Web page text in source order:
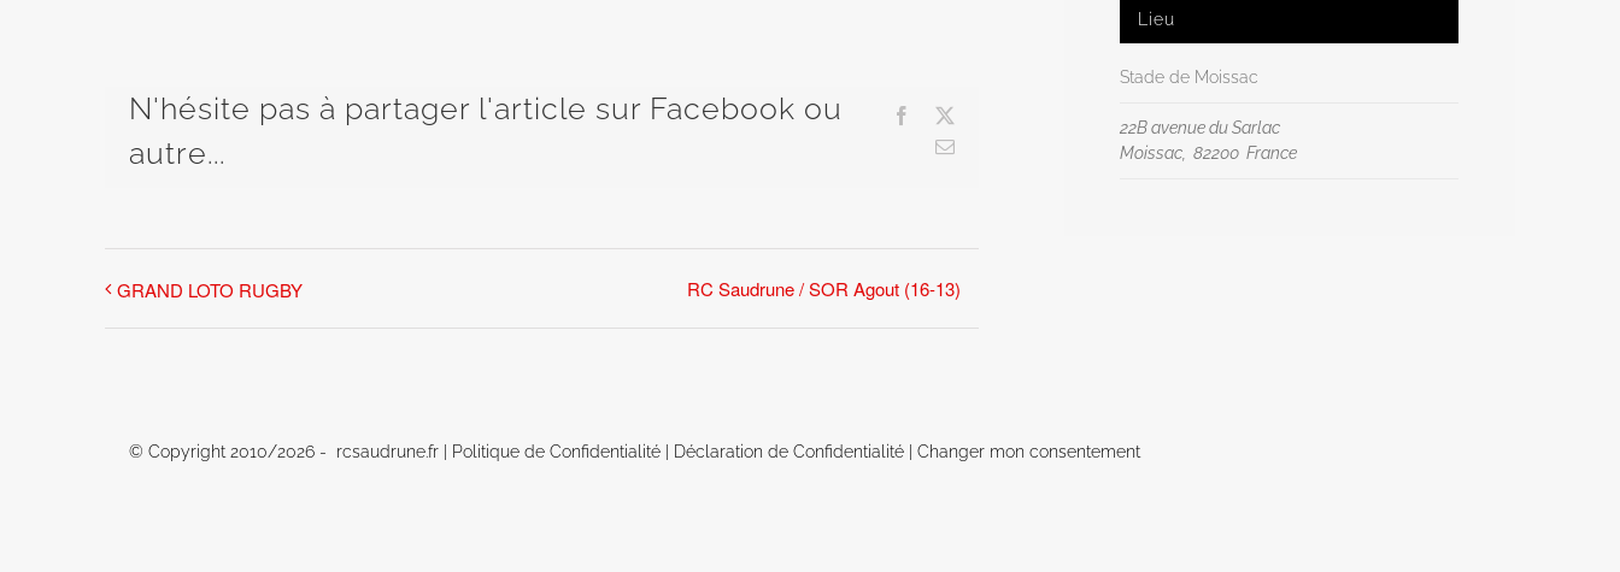
N'hésite pas à partager l'article sur Facebook ou
autre...
Facebook
Email
GRAND LOTO RUGBY RC Saudrune / SOR Agout (16-13)
Lieu
Stade de Moissac
22B avenue du Sarlac
Moissac 82200 France
© Copyright 2010/2026 - rcsaudrune.fr | Politique de Confidentialité Déclaration de Confidentialité |Changer mon consentement